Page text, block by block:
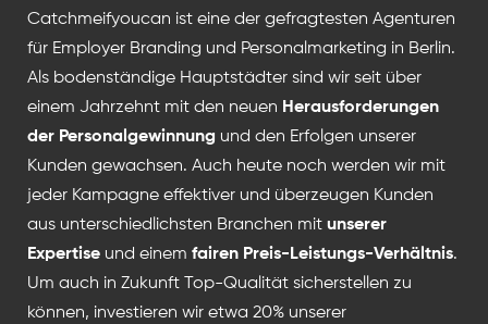
Catchmeifyoucan ist eine der gefragtesten Agenturen
für Employer Branding und Personalmarketing in Berlin.
Als bodenständige Hauptstädter sind wir seit über
einem Jahrzehnt mit den neuen Herausforderungen
der Personalgewinnung und den Erfolgen unserer
Kunden gewachsen. Auch heute noch werden wir mit
jeder Kampagne effektiver und überzeugen Kunden
aus unterschiedlichsten Branchen mit unserer
Expertise und einem fairen Preis-Leistungs-Verhältnis.
Um auch in Zukunft Top-Qualität sicherstellen zu
können, investieren wir etwa 20% unserer